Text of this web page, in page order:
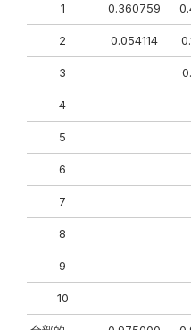
1 0.360759
2 0.054114
3
4
5
6
7
8
9
10